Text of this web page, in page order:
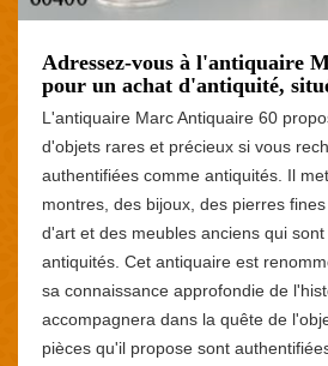
Adressez-vous à l'antiquaire
pour un achat d'antiquité,
L'antiquaire Marc Antiquaire 60
d'objets rares et précieux si vous
authentifiées comme antiquités. Il
montres, des bijoux, des pierres
d'art et des meubles anciens qui
antiquités. Cet antiquaire est
sa connaissance approfondie de
accompagnera dans la quête de
pièces qu'il propose sont